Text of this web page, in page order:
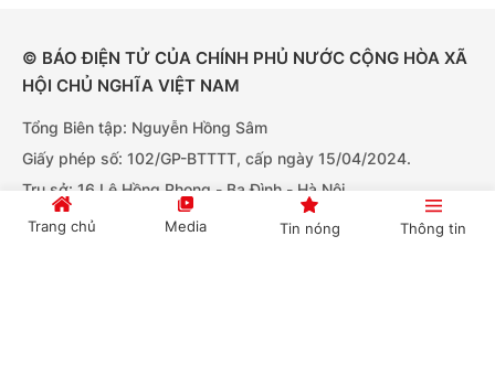
© BÁO ĐIỆN TỬ CỦA CHÍNH PHỦ NƯỚC CỘNG HÒA XÃ
HỘI CHỦ NGHĨA VIỆT NAM
Tổng Biên tập: Nguyễn Hồng Sâm
Giấy phép số: 102/GP-BTTTT, cấp ngày 15/04/2024.
Trụ sở: 16 Lê Hồng Phong - Ba Đình - Hà Nội.
Điện thoại: Văn phòng: 080.43162; Fax: 080.48924
Trang chủ Media Tin nóng Thông tin